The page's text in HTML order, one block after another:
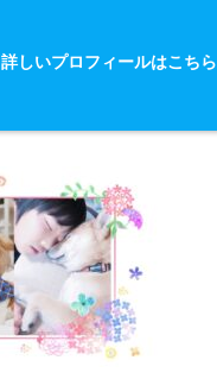
詳しいプロフィールはこちら